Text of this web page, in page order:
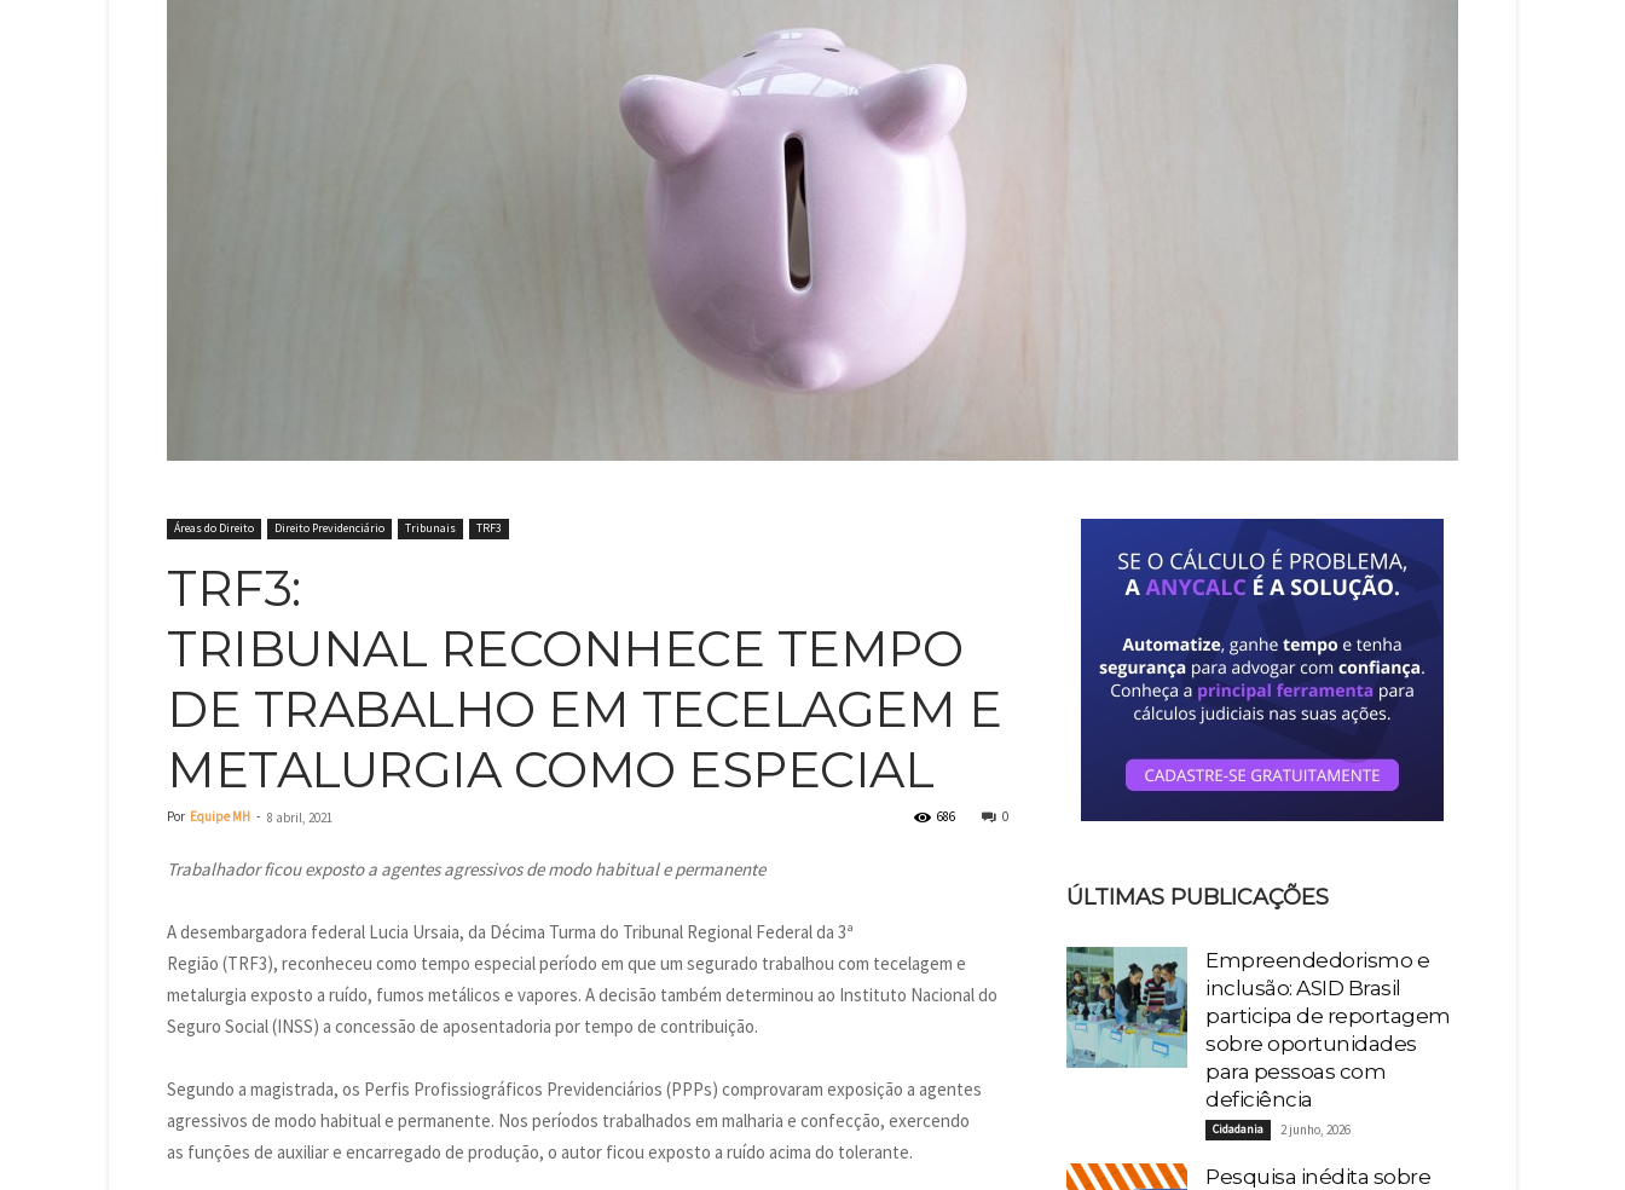
Notícias
Áreas do Direito Direito Previdenciário Tribunais TRF3
TRF3:
TRIBUNAL RECONHECE TEMPO
DE TRABALHO EM TECELAGEM E
METALURGIA COMO ESPECIAL
Por Equipe MH - 8 abril, 2021 0
686
Trabalhador ficou exposto a agentes agressivos de modo habitual e permanente
A desembargadora federal Lucia Ursaia, da Décima Turma do Tribunal Regional Federal da 3ª
Região (TRF3), reconheceu como tempo especial período em que um segurado trabalhou com tecelagem e
metalurgia exposto a ruído, fumos metálicos e vapores. A decisão também determinou ao Instituto Nacional do
Seguro Social (INSS) a concessão de aposentadoria por tempo de contribuição.
Segundo a magistrada, os Perfis Profissiográficos Previdenciários (PPPs) comprovaram exposição a agentes
agressivos de modo habitual e permanente. Nos períodos trabalhados em malharia e confecção, exercendo
as funções de auxiliar e encarregado de produção, o autor ficou exposto a ruído acima do tolerante.
ÚLTIMAS PUBLICAÇÕES
Empreendedorismo e
inclusão: ASID Brasil
participa de reportagem
sobre oportunidades
para pessoas com
deficiência
Cidadania 2 junho, 2026
Pesquisa inédita sobre